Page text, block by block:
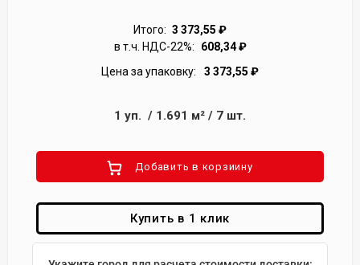
Итого: 3 373,55 ₽
в т.ч. НДС-22%:
608,34₽
Цена за упаковку:
3 373,55 ₽
1 уп. / 1.691 м² / 7 шт.
Добавить в корзиину
Купить в 1 клик